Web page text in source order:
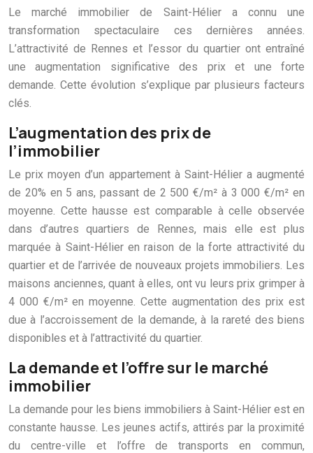
Le marché immobilier de Saint-Hélier a connu une
transformation spectaculaire ces dernières années.
L’attractivité de Rennes et l’essor du quartier ont entraîné
une augmentation significative des prix et une forte
demande. Cette évolution s’explique par plusieurs facteurs
clés.
L’augmentation des prix de
l’immobilier
Le prix moyen d’un appartement à Saint-Hélier a augmenté
de 20% en 5 ans, passant de 2 500 €/m² à 3 000 €/m² en
moyenne. Cette hausse est comparable à celle observée
dans d’autres quartiers de Rennes, mais elle est plus
marquée à Saint-Hélier en raison de la forte attractivité du
quartier et de l’arrivée de nouveaux projets immobiliers. Les
maisons anciennes, quant à elles, ont vu leurs prix grimper à
4 000 €/m² en moyenne. Cette augmentation des prix est
due à l’accroissement de la demande, à la rareté des biens
disponibles et à l’attractivité du quartier.
La demande et l’offre sur le marché
immobilier
La demande pour les biens immobiliers à Saint-Hélier est en
constante hausse. Les jeunes actifs, attirés par la proximité
du centre-ville et l’offre de transports en commun,